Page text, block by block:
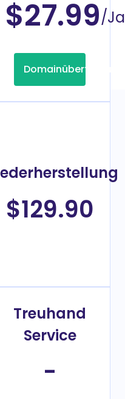
$27.99/
Domainübertragung
$129.90
Treuhand
Service
-